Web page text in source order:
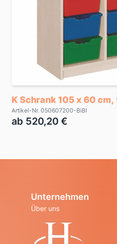
K Schrank 105 x 60 cm,
Artikel-Nr. 050607200-BiBl
ab 520,20 €
Unternehmen
Über uns